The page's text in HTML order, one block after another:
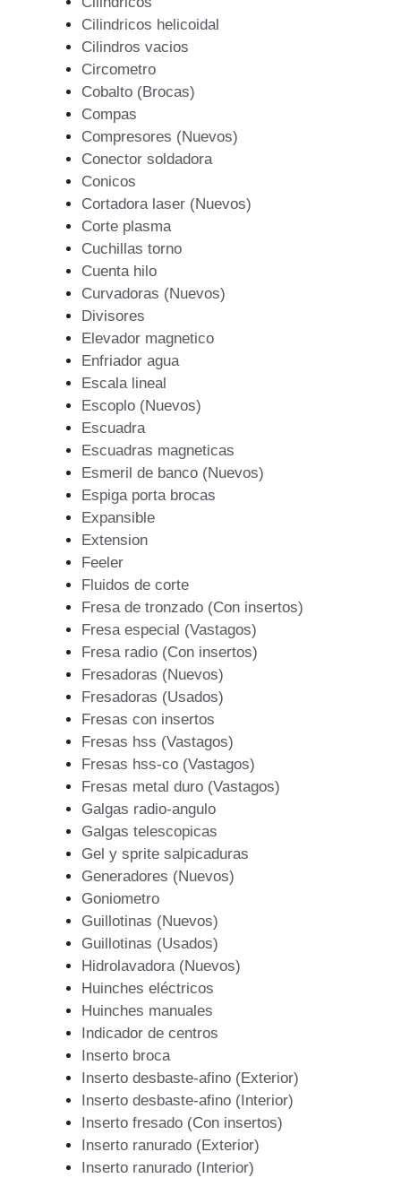
Cilindricos helicoidal
Cilindros vacios
Circometro
Cobalto (Brocas)
Compas
Compresores (Nuevos)
Conector soldadora
Conicos
Cortadora laser (Nuevos)
Corte plasma
Cuchillas torno
Cuenta hilo
Curvadoras (Nuevos)
Divisores
Elevador magnetico
Enfriador agua
Escala lineal
Escoplo (Nuevos)
Escuadra
Escuadras magneticas
Esmeril de banco (Nuevos)
Espiga porta brocas
Expansible
Extension
Feeler
Fluidos de corte
Fresa de tronzado (Con insertos)
Fresa especial (Vastagos)
Fresa radio (Con insertos)
Fresadoras (Nuevos)
Fresadoras (Usados)
Fresas con insertos
Fresas hss (Vastagos)
Fresas hss-co (Vastagos)
Fresas metal duro (Vastagos)
Galgas radio-angulo
Galgas telescopicas
Gel y sprite salpicaduras
Generadores (Nuevos)
Goniometro
Guillotinas (Nuevos)
Guillotinas (Usados)
Hidrolavadora (Nuevos)
Huinches eléctricos
Huinches manuales
Indicador de centros
Inserto broca
Inserto desbaste-afino (Exterior)
Inserto desbaste-afino (Interior)
Inserto fresado (Con insertos)
Inserto ranurado (Exterior)
Inserto ranurado (Interior)